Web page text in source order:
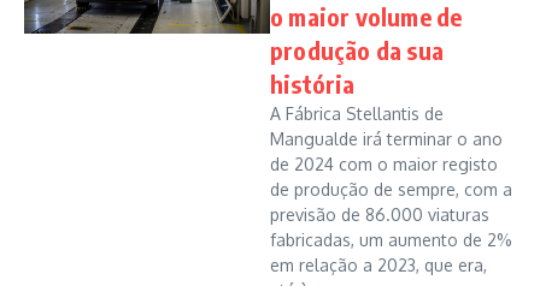
o maior volume de
produção da sua
história
A Fábrica Stellantis de
Mangualde irá terminar o ano
de 2024 com o maior registo
de produção de sempre, com a
previsão de 86.000 viaturas
fabricadas, um aumento de 2%
em relação a 2023, que era,